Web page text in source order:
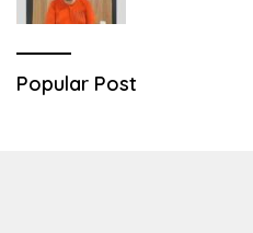
Popular Post